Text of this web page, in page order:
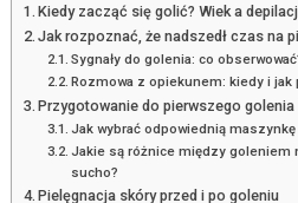
Kiedy zacząć się golić? Wiek a
Jak rozpoznać, że nadszedł czas na
Sygnały do golenia: co
Rozmowa z opiekunem: kiedy i jak
Przygotowanie do pierwszego golenia
Jak wybrać odpowiednią
Jakie są różnice między goleniem
sucho?
Pielęgnacja skóry przed i po goleniu